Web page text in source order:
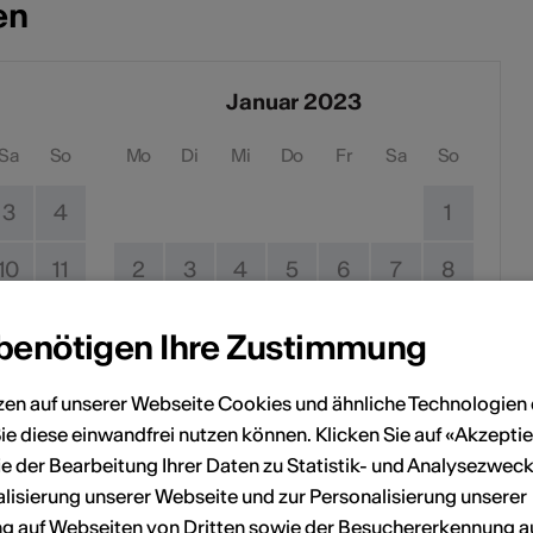
Sa So
3 4
11
Januar 2023
Mo Di Mi Do Fr Sa So
1
2 3 4 5 6 7 8
23 24 25 26 27 28 29
30 31
Ihre Zustimmung
auf unserer Webseite Cookies und ähnliche Technologien
diese einwandfrei nutzen können. Klicken Sie auf
der Bearbeitung Ihrer Daten zu Statistik- und
unserer Webseite und zur Personalisierung unserer
auf Webseiten von Dritten sowie der Besuchererkennung